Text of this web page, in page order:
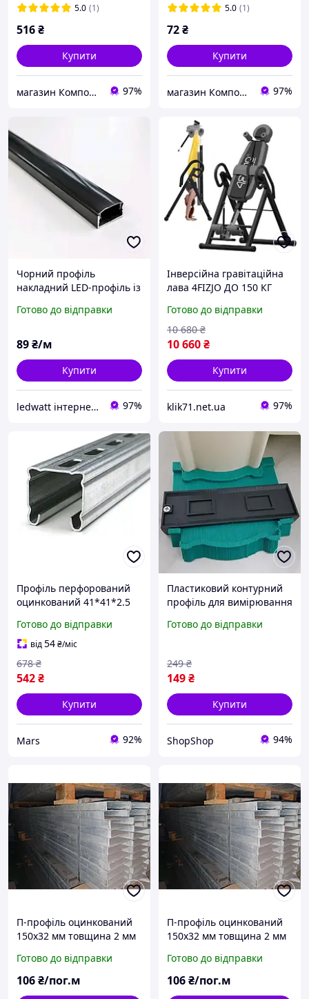
5.0 (1)
516₴
Купити
магазин Компонент 97%
5.0 (1)
72₴
Купити
магазин Компонент 97%
Чорний профіль
накладний LED-профіль із
7В (за 1 м) Вод.59668
Готово до відправки
89₴/м
Купити
ledwatt інтернет-магазин світлодіодного освітлення 97%
Інверсійна гравітаційна
лава 4FIZJO ДО 150 КГ
Готово до відправки
10 660₴
10 680 ₴
Купити
klik71.net.ua 97%
Профіль перфорований
оцинкований 41*41*2.5
3метри
Готово до відправки
від54₴/міс
542₴
678 ₴
Купити
Mars 92%
Пластиковий контурний
профіль для вимірювання
Готово до відправки
149₴
249 ₴
Купити
ShopShop 94%
П-профіль оцинкований
150х32 мм товщина 2 мм
Готово до відправки
106₴/пог.м
П-профіль оцинкований
150х32 мм товщина 2 мм
Готово до відправки
106₴/пог.м